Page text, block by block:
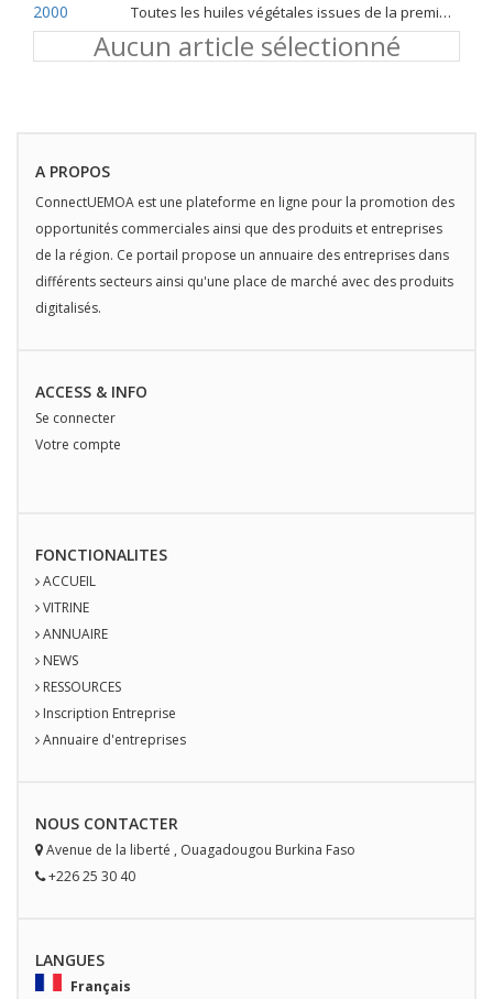
2000 Toutes les huiles végétales issues de la première pression à froid
Aucun article sélectionné
A PROPOS
ConnectUEMOA est une plateforme en ligne pour la promotion des
opportunités commerciales ainsi que des produits et entreprises
de la région. Ce portail propose un annuaire des entreprises dans
différents secteurs ainsi qu'une place de marché avec des produits
digitalisés.
ACCESS & INFO
Se connecter
Votre compte
FONCTIONALITES
ACCUEIL
VITRINE
ANNUAIRE
NEWS
RESSOURCES
Inscription Entreprise
Annuaire d'entreprises
NOUS CONTACTER
Avenue de la liberté , Ouagadougou Burkina Faso
+226 25 30 40
LANGUES
Français